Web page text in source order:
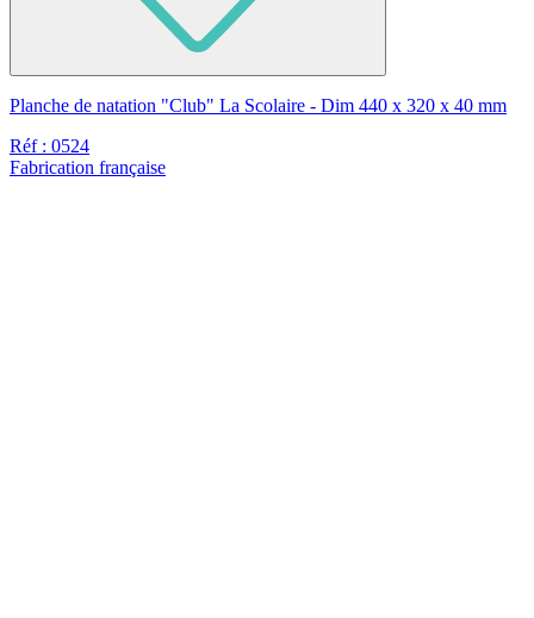
Planche de natation "Club" La Scolaire - Dim 440 x 320 x 40 mm
Réf : 0524
Fabrication française